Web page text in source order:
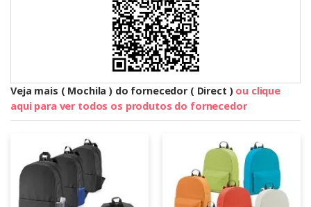
Veja mais ( Mochila ) do fornecedor ( Direct ) ou clique
aqui para ver todos os produtos do fornecedor